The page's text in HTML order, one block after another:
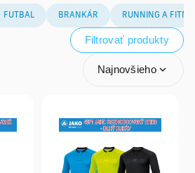
FUTBAL BRANKÁR RUNNING A
Filtrovať produkty
Najnovšieho